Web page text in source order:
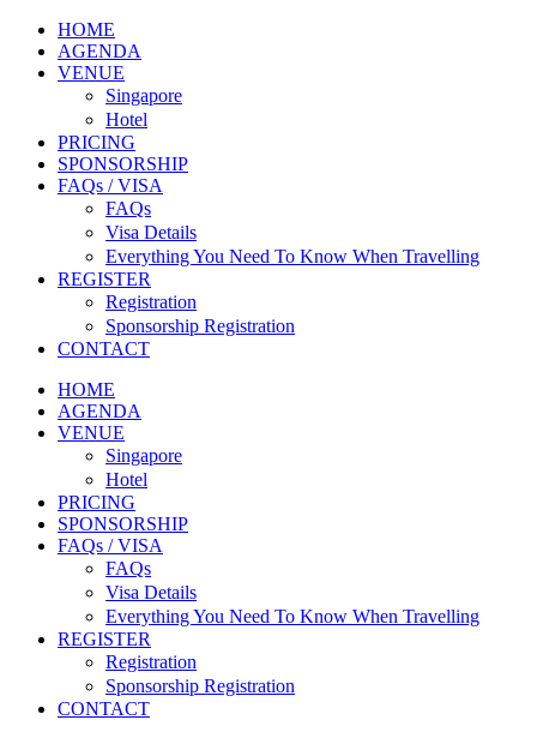
HOME
AGENDA
VENUE
Singapore
Hotel
PRICING
SPONSORSHIP
FAQs / VISA
FAQs
Visa Details
Everything You Need To Know When Travelling
REGISTER
Registration
Sponsorship Registration
CONTACT
HOME
AGENDA
VENUE
Singapore
Hotel
PRICING
SPONSORSHIP
FAQs / VISA
FAQs
Visa Details
Everything You Need To Know When Travelling
REGISTER
Registration
Sponsorship Registration
CONTACT